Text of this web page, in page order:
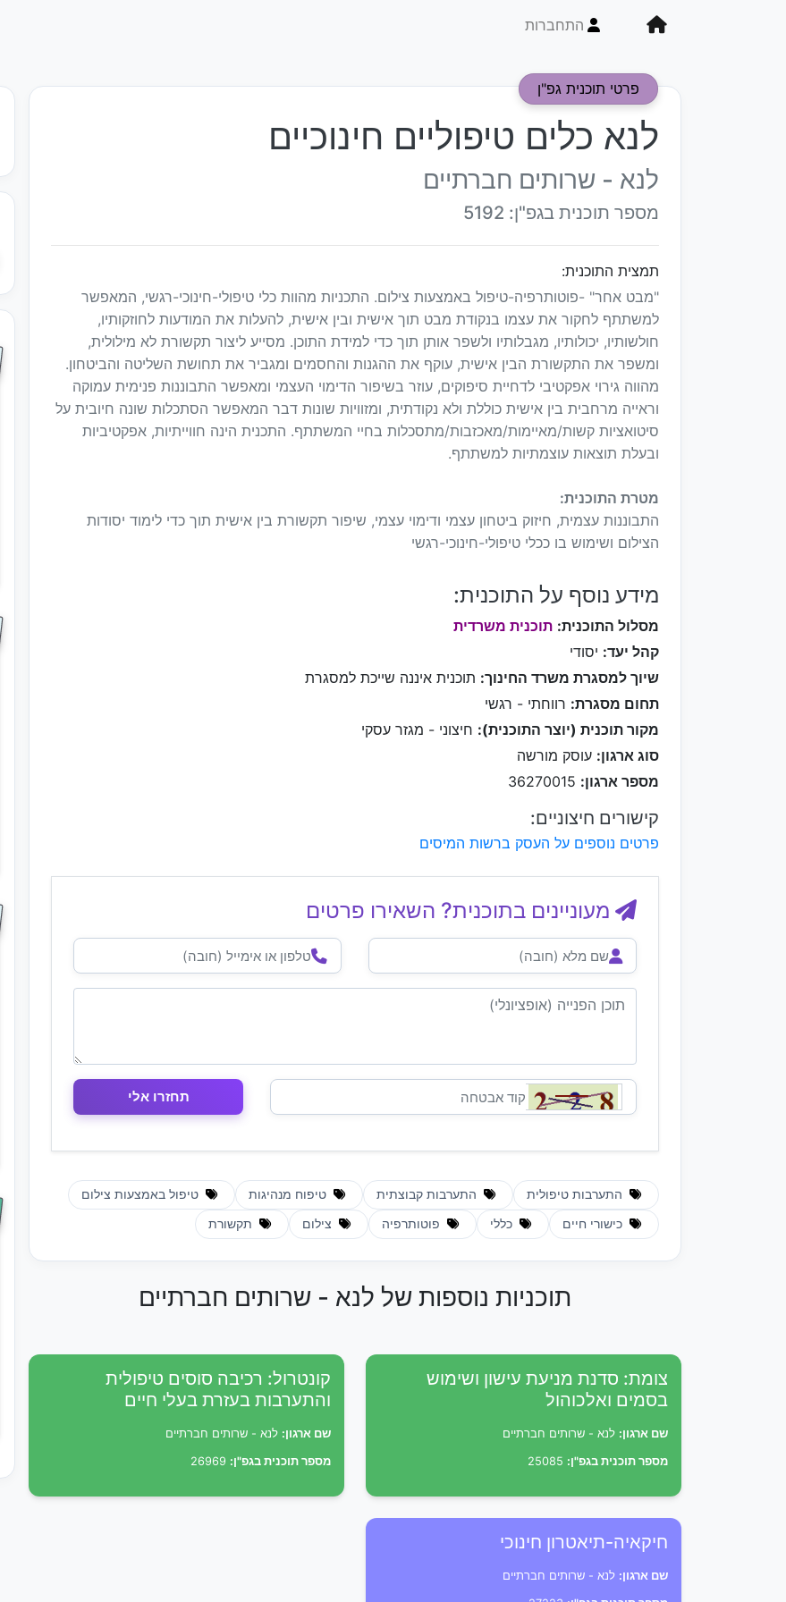
התחברות
פרטי תוכנית גפ"ן
לנא כלים טיפוליים חינוכיים
לנא - שרותים חברתיים
מספר תוכנית בגפ"ן: 5192
תמצית התוכנית:
"מבט אחר" -פוטותרפיה-טיפול באמצעות צילום. התכניות מהוות כלי טיפולי-חינוכי-רגשי, המאפשר
למשתתף לחקור את עצמו בנקודת מבט תוך אישית ובין אישית, להעלות את המודעות לחוזקותיו,
חולשותיו, יכולותיו, מגבלותיו ולשפר אותן תוך כדי למידת התוכן. מסייע ליצור תקשורת לא מילולית,
ומשפר את התקשורת הבין אישית, עוקף את ההגנות והחסמים ומגביר את תחושת השליטה והביטחון.
מהווה גירוי אפקטיבי לדחיית סיפוקים, עוזר בשיפור הדימוי העצמי ומאפשר התבוננות פנימית עמוקה
וראייה מרחבית בין אישית כוללת ולא נקודתית, ומזוויות שונות דבר המאפשר הסתכלות שונה חיובית על
סיטואציות קשות/מאיימות/מאכזבות/מתסכלות בחיי המשתתף. התכנית הינה חווייתיות, אפקטיביות
ובעלת תוצאות עוצמתיות למשתתף.
מטרת התוכנית:
התבוננות עצמית, חיזוק ביטחון עצמי ודימוי עצמי, שיפור תקשורת בין אישית תוך כדי לימוד יסודות
הצילום ושימוש בו ככלי טיפולי-חינוכי-רגשי
מידע נוסף על התוכנית:
מסלול התוכנית: תוכנית משרדית
קהל יעד: יסודי
שיוך למסגרת משרד החינוך: תוכנית איננה שייכת למסגרת
תחום מסגרת: רווחתי - רגשי
מקור תוכנית (יוצר התוכנית): חיצוני - מגזר עסקי
סוג ארגון: עוסק מורשה
מספר ארגון:
קישורים חיצוניים:
פרטים נוספים על העסק ברשות המיסים
מעוניינים בתוכנית? השאירו פרטים
התערבות טיפולית התערבות קבוצתית טיפוח מנהיגות טיפול באמצעות צילום
כישורי חיים כללי פוטותרפיה צילום תקשורת
תוכניות נוספות של לנא - שרותים חברתיים
צומת: סדנת מניעת עישון ושימוש
בסמים ואלכוהול
שם ארגון: לנא - שרותים חברתיים
מספר תוכנית בגפ"ן:
קונטרול: רכיבה סוסים טיפולית
והתערבות בעזרת בעלי חיים
שם ארגון: לנא - שרותים חברתיים
מספר תוכנית בגפ"ן:
חיקאיה-תיאטרון חינוכי
שם ארגון: לנא - שרותים חברתיים